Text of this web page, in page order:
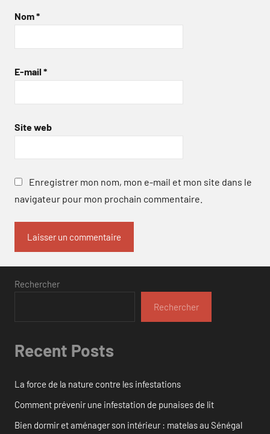
Nom*
E-mail *
Site web
Enregistrer mon nom, mon e-mail et mon site dans le
navigateur pour mon prochain commentaire.
Rechercher
Rechercher
Recent Posts
La force de la nature contre les infestations
Comment prévenir une infestation de punaises de lit
Bien dormir et aménager son intérieur : matelas au Sénégal